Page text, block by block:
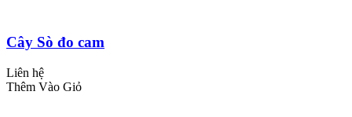
Cây Sò đo cam
Liên hệ
Thêm Vào Giỏ